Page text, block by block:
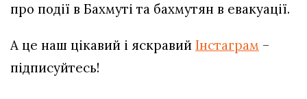
про події в Бахмуті та бахмутян в евакуації.
А це наш цікавий і яскравий Інстаграм –
підписуйтесь!